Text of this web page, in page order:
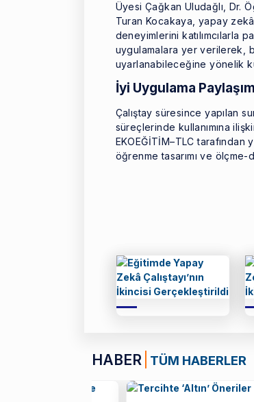
Üyesi Çağkan Uludağlı, Dr.
Turan Kocakaya, yapay
deneyimlerini katılımcılarla
uygulamalara yer verilerek,
uyarlanabileceğine yönelik
İyi Uygulama
Çalıştay süresince yapılan
süreçlerinde kullanımına
EKOEĞİTİM–TLC
öğrenme tasarımı ve
HABER TÜM HABERLER